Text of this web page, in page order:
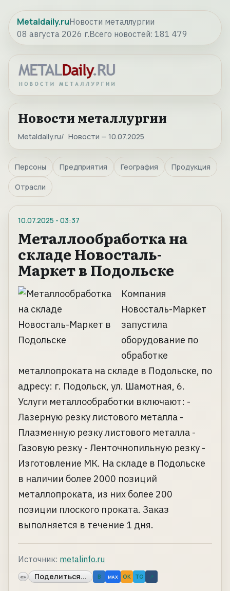
Metaldaily.ruНовости металлургии
08 августа 2026 г.Всего новостей: 181 479
Новости металлургии
Metaldaily.ru Новости — 10.07.2025
Персоны Предприятия География Продукция
Отрасли
10.07.2025 - 03:37
Металлообработка на
складе Новосталь-
Маркет в Подольске
Компания
Новосталь-Маркет
запустила
оборудование по
обработке
металлопроката на складе в Подольске, по
адресу: г. Подольск, ул. Шамотная, 6.
Услуги металлообработки включают: -
Лазерную резку листового металла -
Плазменную резку листового металла -
Газовую резку - Ленточнопильную резку -
Изготовление МК. На складе в Подольске
в наличии более 2000 позиций
металлопроката, из них более 200
позиции плоского проката. Заказ
выполняется в течение 1 дня.
Источник: metalinfo.ru
«» Поделиться... B MAX OK TG ↗